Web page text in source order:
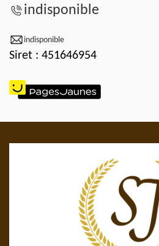
indisponible
indisponible
Siret : 451646954